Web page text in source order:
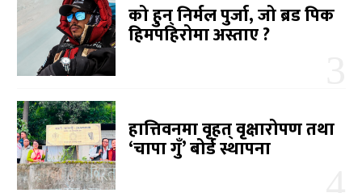
को हुन् निर्मल पुर्जा, जो ब्रड पिक
हिमपहिरोमा अस्ताए ?
हात्तिवनमा वृहत् वृक्षारोपण तथा
‘चापा गुँ’ बोर्ड स्थापना